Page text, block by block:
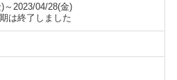
～2023/04/28(金)
は終了しました